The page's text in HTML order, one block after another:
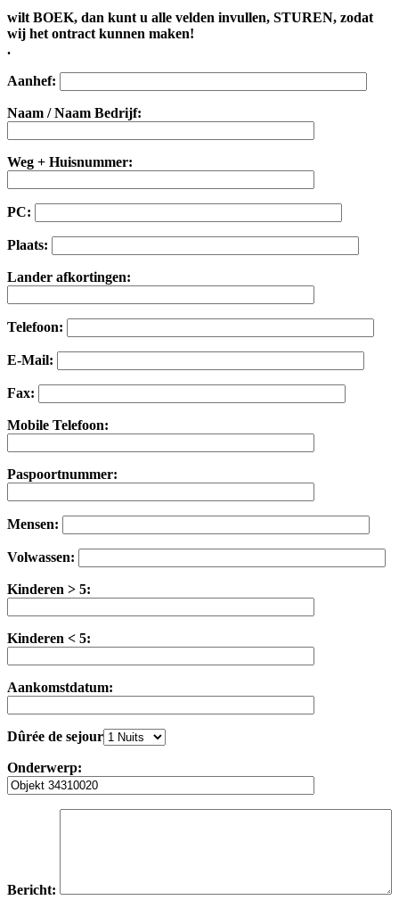
wiltBOEK, dan kunt u alle velden invullen, STUREN, zodat
wij het ontract kunnen maken!
.
Aanhef:
Naam / Naam Bedrijf:
Weg + Huisnummer:
PC:
Plaats:
Lander afkortingen:
Telefoon:
E-Mail:
Fax:
Mobile Telefoon:
Paspoortnummer:
Mensen:
Volwassen:
Kinderen > 5:
Kinderen < 5:
Aankomstdatum:
Dûrée de sejour
Onderwerp:
Bericht: